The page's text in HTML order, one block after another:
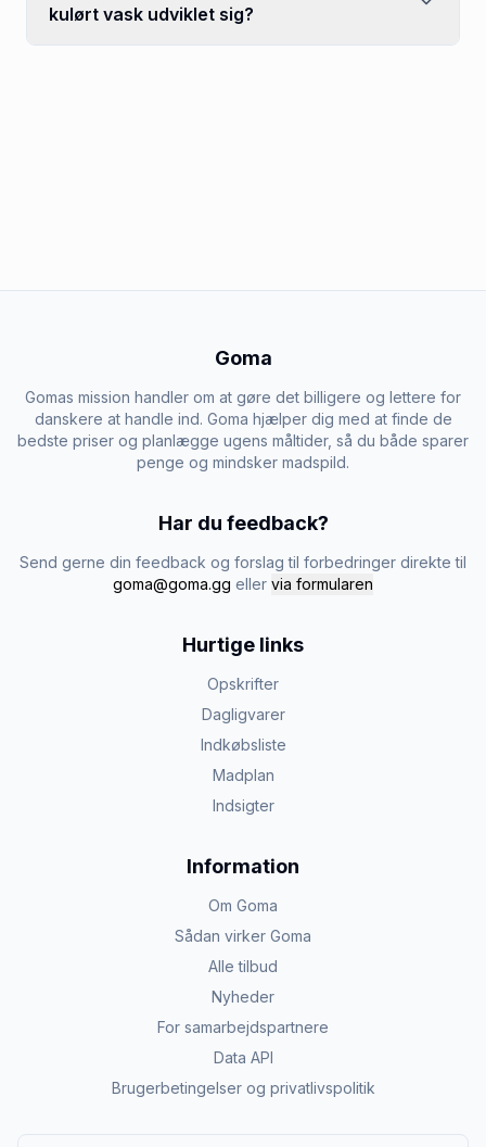
kulørt vask udviklet sig?
Goma
Gomas mission handler om at gøre det billigere og lettere for
danskere at handle ind. Goma hjælper dig med at finde de
bedste priser og planlægge ugens måltider, så du både sparer
penge og mindsker madspild.
Har du feedback?
Send gerne din feedback og forslag til forbedringer direkte til
goma@goma.gg eller via formularen
Hurtige links
Opskrifter
Dagligvarer
Indkøbsliste
Madplan
Indsigter
Information
Om Goma
Sådan virker Goma
Alle tilbud
Nyheder
For samarbejdspartnere
Data API
Brugerbetingelser og privatlivspolitik